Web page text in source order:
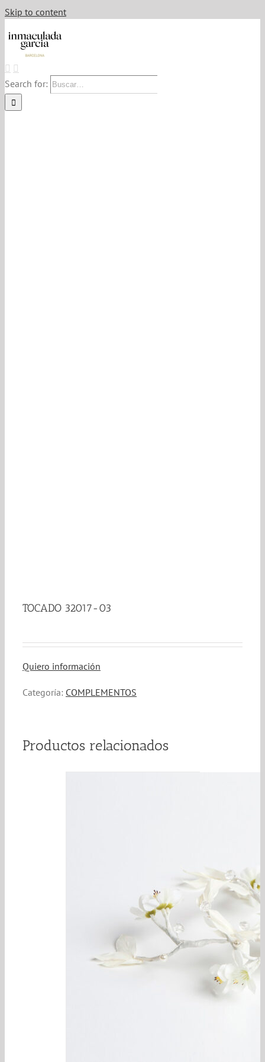
Skip to content
Search for:
TOCADO 32017-03
Quiero información
Categoría: COMPLEMENTOS
Productos relacionados